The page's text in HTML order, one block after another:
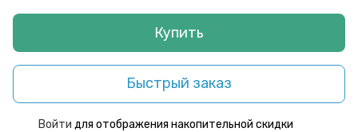
Купить
Быстрый заказ
Войти для отображения накопительной скидки